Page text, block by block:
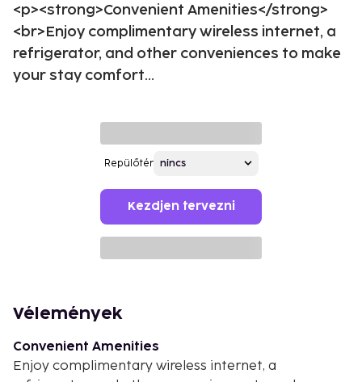
<p><strong>Convenient Amenities</strong>
<br>Enjoy complimentary wireless internet, a
refrigerator, and other conveniences to make
your stay comfort...
Repülőtér
Kezdjen tervezni
Vélemények
Convenient Amenities
Enjoy complimentary wireless internet, a